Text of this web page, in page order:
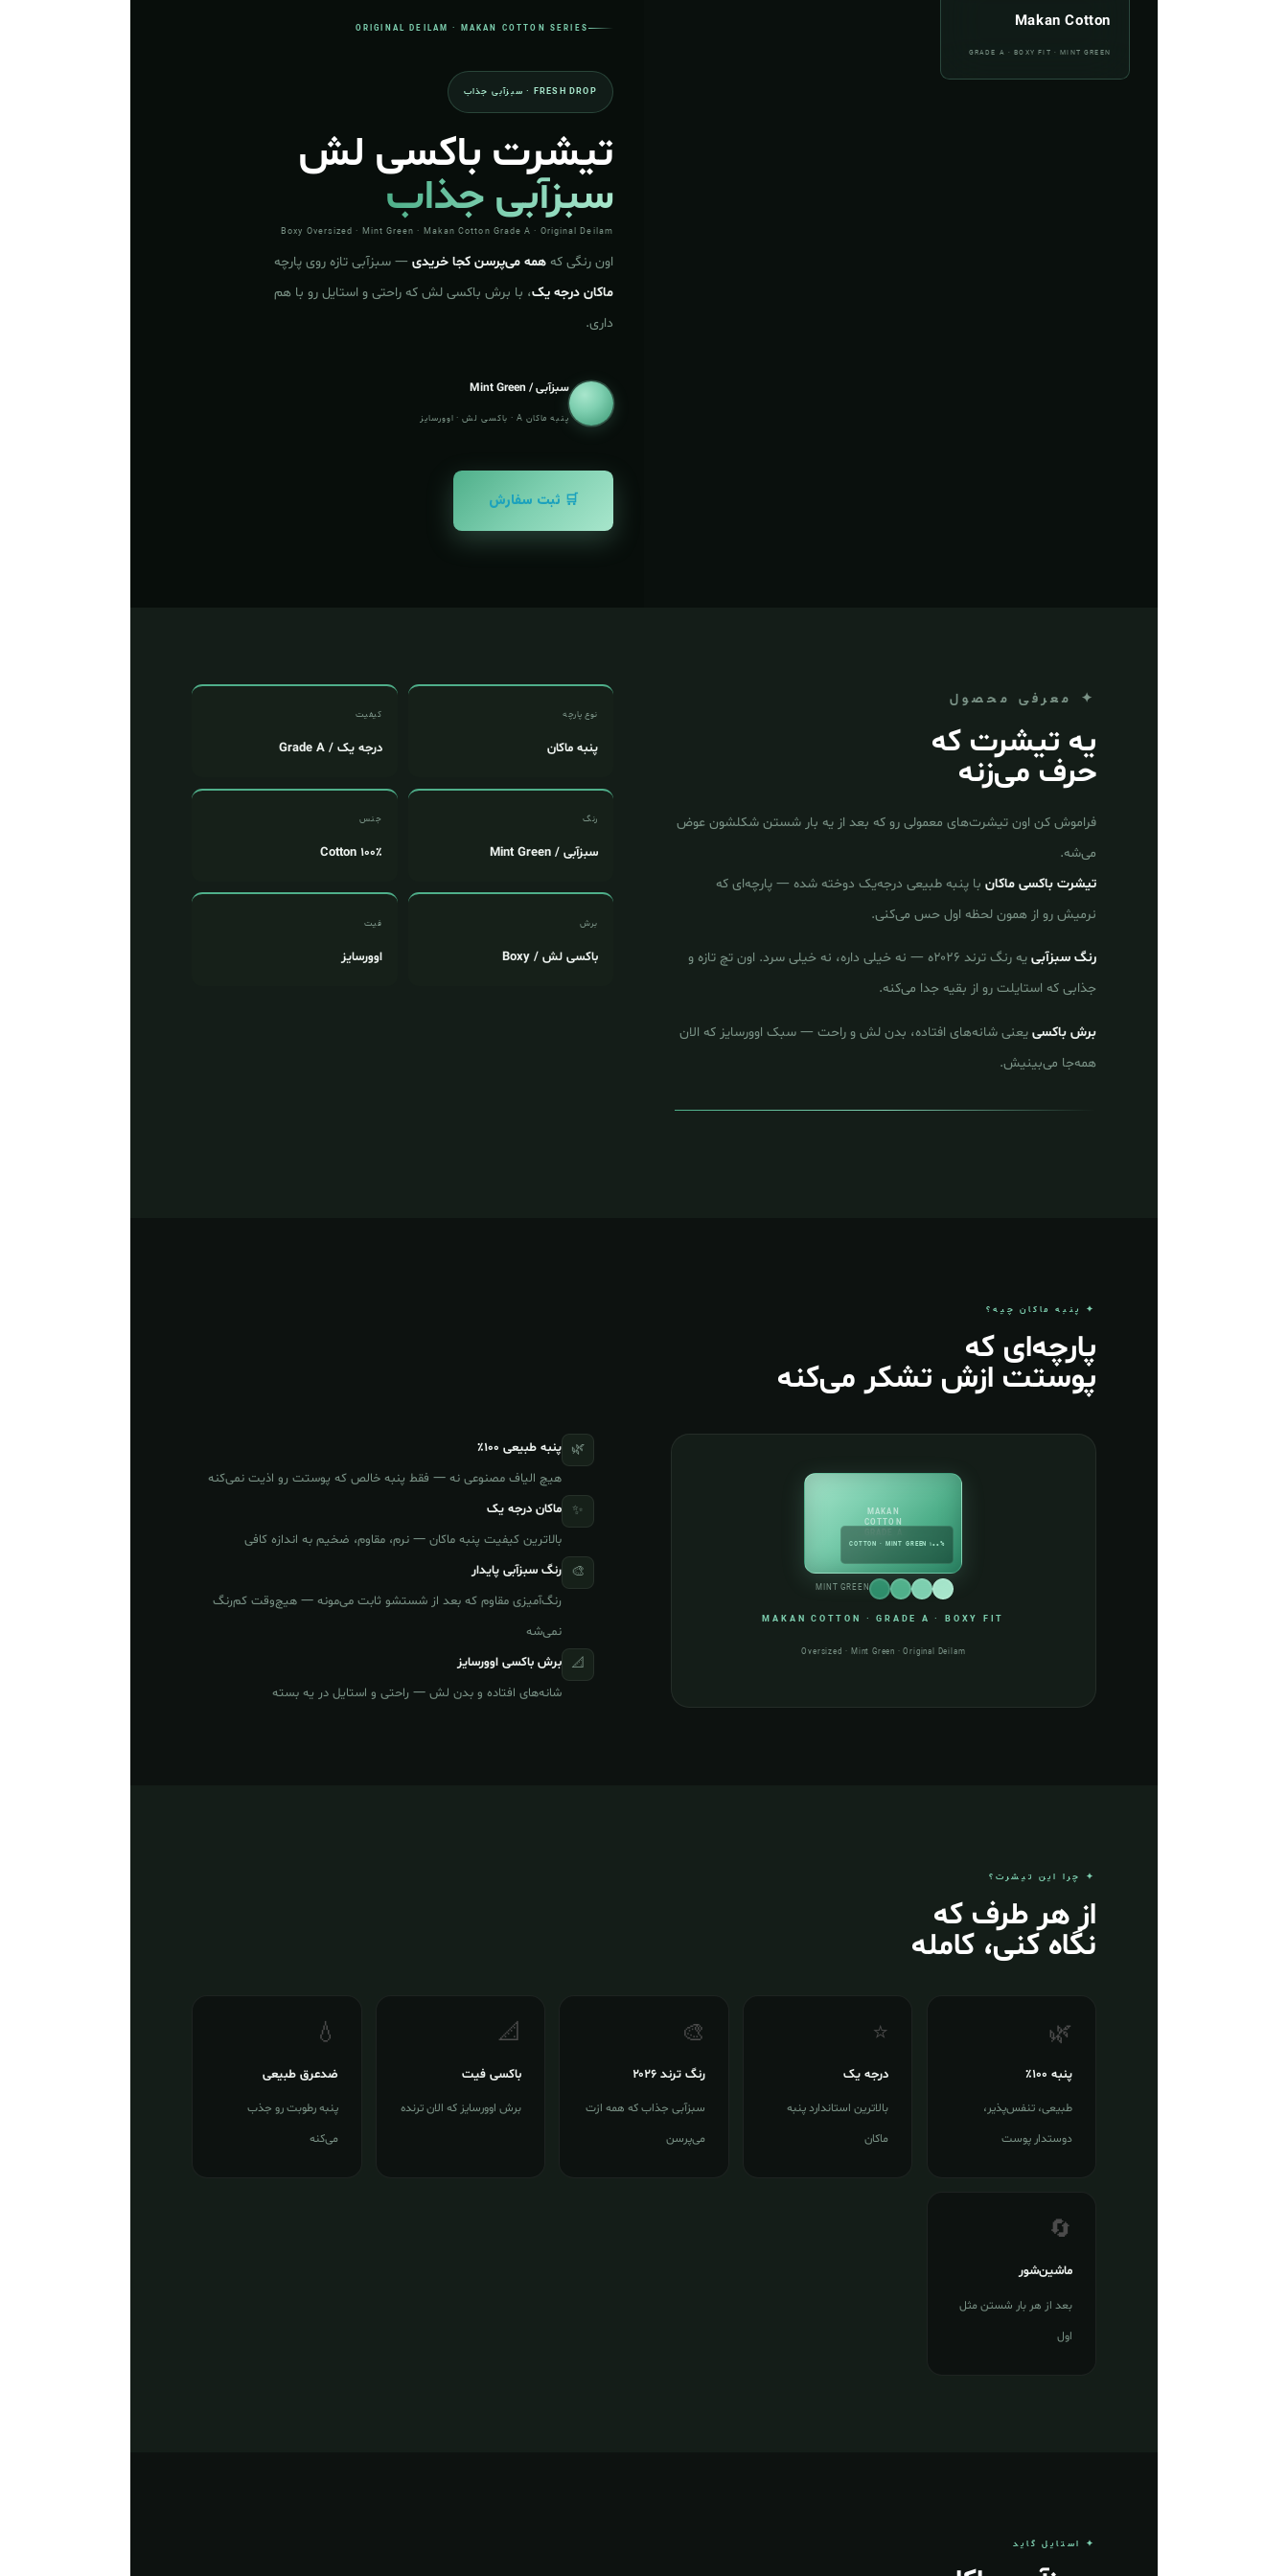
Makan Cotton
GRADE A · BOXY FIT · MINT GREEN
ORIGINAL DEILAM · MAKAN COTTON SERIES
FRESH DROP · سبزآبی جذاب
تیشرت باکسی لش
سبزآبی جذاب
Boxy Oversized · Mint Green · Makan Cotton Grade A · Original Deilam
اون رنگی کههمه می‌پرسن کجا خریدی — سبزآبی تازه روی پارچه
ماکان درجه یک، با برش باکسی لش که راحتی و استایل رو با هم
داری.
سبزآبی / Mint Green
پنبه ماکان A · باکسی لش · اوورسایز
🛒 ثبت سفارش
✦ معرفی محصول
یه تیشرت که
حرف می‌زنه
فراموش کن اون تیشرت‌های معمولی رو که بعد از یه بار شستن شکلشون عوض
می‌شه.
تیشرت باکسی ماکان با پنبه طبیعی درجه‌یک دوخته شده — پارچه‌ای که
نرمیش رو از همون لحظه اول حس می‌کنی.
رنگ سبزآبی
یه رنگ ترند ۲۰۲۶‌ه — نه خیلی داره، نه خیلی سرد. اون تچ تازه و
جذابی که استایلت رو از بقیه جدا می‌کنه.
برش باکسی یعنی شانه‌های افتاده، بدن لش و راحت — سبک اوورسایز که الان
همه‌جا می‌بینیش.
نوع پارچه
پنبه ماکان
کیفیت
درجه یک / Grade A
رنگ
سبزآبی / Mint Green
جنس
۱۰۰٪ Cotton
برش
باکسی لش / Boxy
فیت
اوورسایز
✦ پنبه ماکان چیه؟
پارچه‌ای که
پوستت ازش تشکر می‌کنه
MAKAN
COTTON
100% COTTON · MINT GREEN
MINT GREEN
MAKAN COTTON · GRADE A · BOXY FIT
Oversized · Mint Green · Original Deilam
🌿
پنبه طبیعی ۱۰۰٪
هیچ الیاف مصنوعی نه — فقط پنبه خالص که پوستت رو اذیت نمی‌کنه
✨
ماکان درجه یک
بالاترین کیفیت پنبه ماکان — نرم، مقاوم، ضخیم به اندازه کافی
🎨
رنگ سبزآبی پایدار
رنگ‌آمیزی مقاوم که بعد از شستشو ثابت می‌مونه — هیچ‌وقت کم‌رنگ
نمی‌شه
📐
برش باکسی اوورسایز
شانه‌های افتاده و بدن لش — راحتی و استایل در یه بسته
✦ چرا این تیشرت؟
از هر طرف که
نگاه کنی، کامله
🌿
پنبه ۱۰۰٪
طبیعی، تنفس‌پذیر،
دوستدار پوست
⭐
درجه یک
بالاترین استاندارد پنبه
ماکان
🎨
رنگ ترند ۲۰۲۶
سبزآبی جذاب که همه ازت
می‌پرسن
📐
باکسی فیت
برش اوورسایز که الان ترنده
💧
ضدعرق طبیعی
پنبه رطوبت رو جذب
می‌کنه
🔄
ماشین‌شور
بعد از هر بار شستن مثل
اول
✦ استایل گاید